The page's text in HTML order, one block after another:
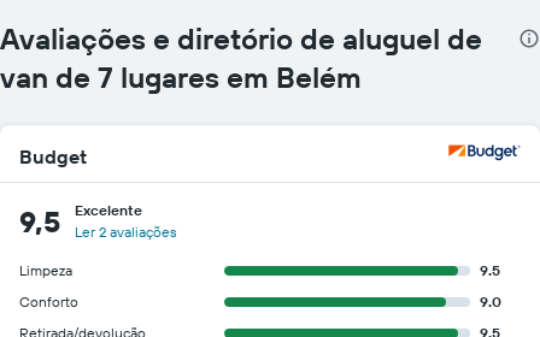
Avaliações e diretório de aluguel de
van de 7 lugares em Belém
Budget
9,5
Excelente
Ler 2 avaliações
Limpeza
9.5
Conforto
9.0
Retirada/devolução
9.5